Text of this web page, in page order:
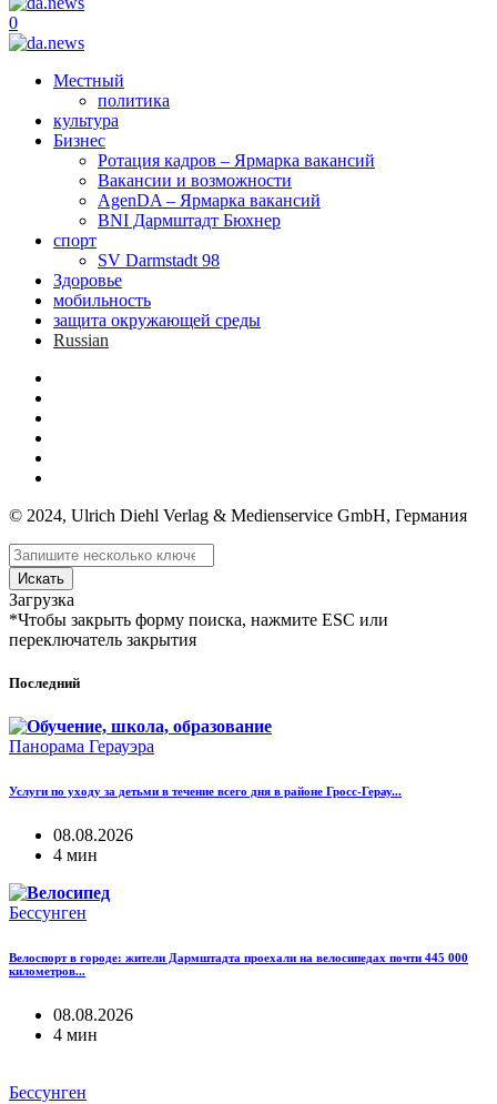
0
Местный
политика
культура
Бизнес
Ротация кадров – Ярмарка вакансий
Вакансии и возможности
AgenDA – Ярмарка вакансий
BNI Дармштадт Бюхнер
спорт
SV Darmstadt 98
Здоровье
мобильность
защита окружающей среды
Russian
© 2024, Ulrich Diehl Verlag & Medienservice GmbH, Германия
Искать
Загрузка
*Чтобы закрыть форму поиска, нажмите ESC или
переключатель закрытия
Последний
Панорама Герауэра
Услуги по уходу за детьми в течение всего дня в районе Гросс-Герау...
08.08.2026
4 мин
Бессунген
Велоспорт в городе: жители Дармштадта проехали на велосипедах почти 445 000
километров...
08.08.2026
4 мин
Бессунген